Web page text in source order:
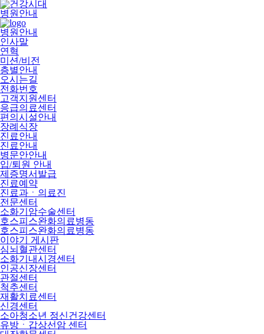
병원안내
병원안내
인사말
연혁
미션/비전
층별안내
오시는길
전화번호
고객지원센터
응급의료센터
편의시설안내
장례식장
진료안내
진료안내
병문안안내
입/퇴원 안내
제증명서발급
진료예약
진료과ㆍ의료진
전문센터
소화기암수술센터
호스피스완화의료병동
호스피스완화의료병동
이야기 게시판
심뇌혈관센터
소화기내시경센터
인공신장센터
관절센터
척추센터
재활치료센터
신경센터
소아청소년 정신건강센터
유방ㆍ갑상선암 센터